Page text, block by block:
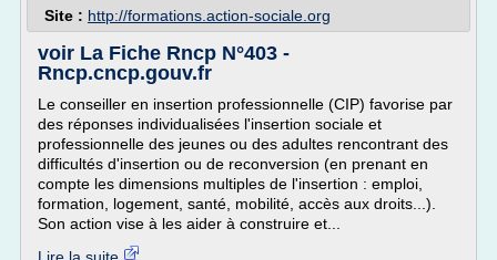
Site : http://formations.action-sociale.org
voir La Fiche Rncp N°403 -
Rncp.cncp.gouv.fr
Le conseiller en insertion professionnelle (CIP) favorise par
des réponses individualisées l'insertion sociale et
professionnelle des jeunes ou des adultes rencontrant des
difficultés d'insertion ou de reconversion (en prenant en
compte les dimensions multiples de l'insertion : emploi,
formation, logement, santé, mobilité, accès aux droits...).
Son action vise à les aider à construire et...